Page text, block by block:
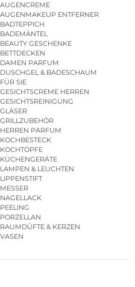
AUGENCREME
AUGENMAKEUP ENTFERNER
BADTEPPICH
BADEMÄNTEL
BEAUTY GESCHENKE
BETTDECKEN
DAMEN PARFUM
DUSCHGEL & BADESCHAUM
FÜR SIE
GESICHTSCREME HERREN
GESICHTSREINIGUNG
GLÄSER
GRILLZUBEHÖR
HERREN PARFUM
KOCHBESTECK
KOCHTÖPFE
KÜCHENGERÄTE
LAMPEN & LEUCHTEN
LIPPENSTIFT
MESSER
NAGELLACK
PEELING
PORZELLAN
RAUMDÜFTE & KERZEN
VASEN